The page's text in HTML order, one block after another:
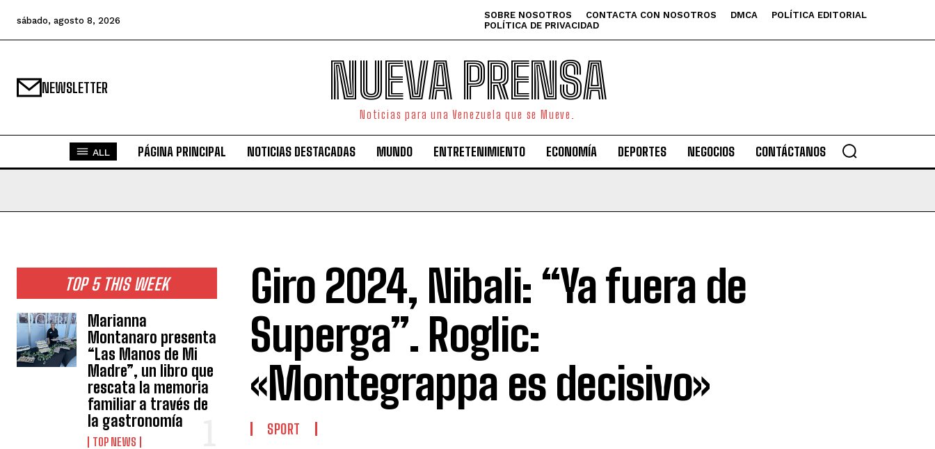
sábado, agosto 8, 2026 SOBRE NOSOTROS CONTACTA CON NOSOTROS DMCA
POLÍTICA EDITORIAL
POLÍTICA DE PRIVACIDAD
NEWSLETTER NUEVA PRENSA
Noticias para una Venezuela que se Mueve.
ALL PÁGINA PRINCIPAL NOTICIAS DESTACADAS MUNDO ENTRETENIMIENTO ECONOMÍA DEPORTES NEGOCIOS CONTÁCTANOS
TOP 5 THIS WEEK
Marianna
Montanaro presenta
“Las Manos de Mi
Madre”, un libro que
rescata la memoria
familiar a través de
la gastronomía
TOP NEWS
Giro 2024, Nibali: “Ya fuera de
Superga”. Roglic:
«Montegrappa es decisivo»
SPORT